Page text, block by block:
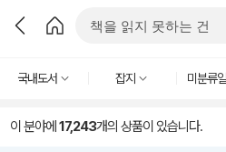
국내도서 잡지 미분류
이 분야에 17,243개의 상품이 있습니다.